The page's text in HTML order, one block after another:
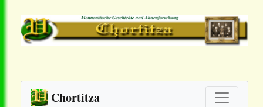
Chortitza